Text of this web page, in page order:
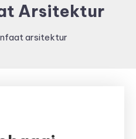
Arsitektur
arsitektur